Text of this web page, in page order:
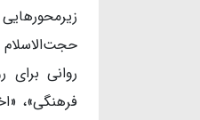
روانی برای
فرهنگی»،